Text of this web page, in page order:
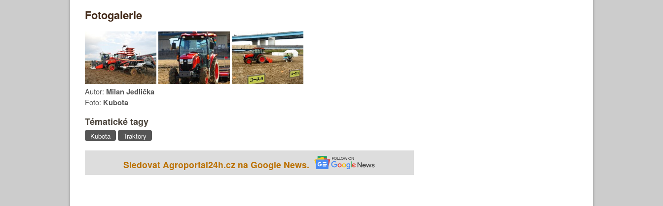
Fotogalerie
Autor: Milan Jedlička
Foto: Kubota
Tématické tagy
Kubota Traktory
Sledovat Agroportal24h.cz na Google News.